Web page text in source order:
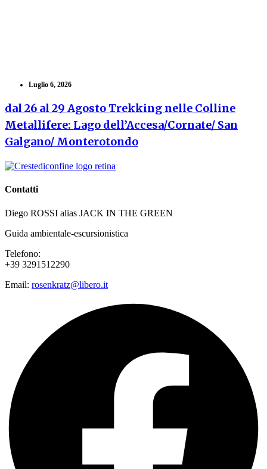
Luglio 6, 2026
dal 26 al 29 Agosto Trekking nelle Colline
Metallifere: Lago dell’Accesa/Cornate/ San
Galgano/ Monterotondo
Contatti
Diego ROSSI alias JACK IN THE GREEN
Guida ambientale-escursionistica
Telefono:
+39 3291512290
Email: rosenkratz@libero.it